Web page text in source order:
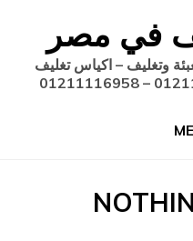
في مصر
وتغليف – اكياس تغليف